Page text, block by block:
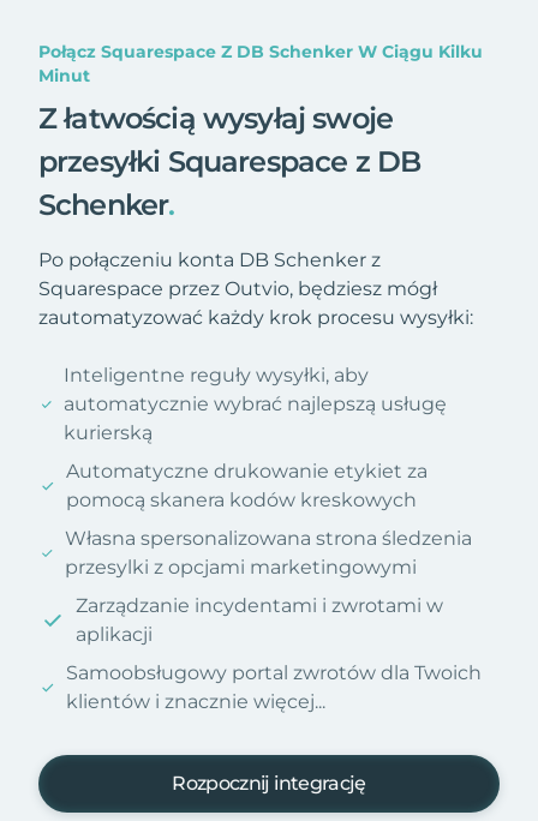
Połącz Squarespace Z DB Schenker W Ciągu Kilku
Minut
Z łatwością wysyłaj swoje
przesyłki Squarespace z DB
Schenker.
Po połączeniu konta DB Schenker z
Squarespace przez Outvio, będziesz mógł
zautomatyzować każdy krok procesu wysyłki:
Inteligentne reguły wysyłki, aby
automatycznie wybrać najlepszą usługę
kurierską
Automatyczne drukowanie etykiet za
pomocą skanera kodów kreskowych
Własna spersonalizowana strona śledzenia
przesylki z opcjami marketingowymi
Zarządzanie incydentami i zwrotami w
aplikacji
Samoobsługowy portal zwrotów dla Twoich
klientów i znacznie więcej...
Rozpocznij integrację